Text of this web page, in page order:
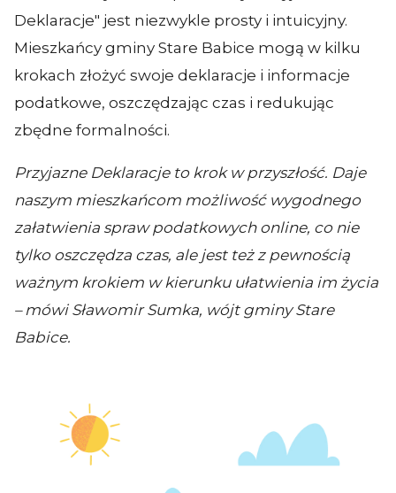
Deklaracje" jest niezwykle prosty i intuicyjny.
Mieszkańcy gminy Stare Babice mogą w kilku
krokach złożyć swoje deklaracje i informacje
podatkowe, oszczędzając czas i redukując
zbędne formalności.
Przyjazne Deklaracje to krok w przyszłość. Daje
naszym mieszkańcom możliwość wygodnego
załatwienia spraw podatkowych online, co nie
tylko oszczędza czas, ale jest też z pewnością
ważnym krokiem w kierunku ułatwienia im życia
– mówi Sławomir Sumka, wójt gminy Stare
Babice.